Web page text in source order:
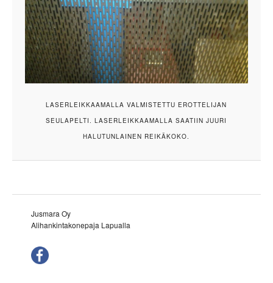
LASERLEIKKAAMALLA VALMISTETTU EROTTELIJAN
SEULAPELTI. LASERLEIKKAAMALLA SAATIIN JUURI
HALUTUNLAINEN REIKÄKOKO.
Jusmara Oy
Alihankintakonepaja Lapualla